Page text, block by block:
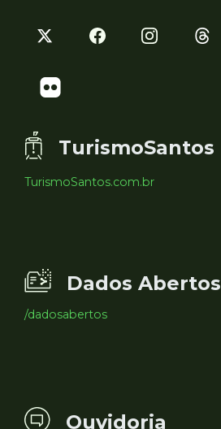
TurismoSantos
TurismoSantos.com.br
Dados Abertos
/dadosabertos
Ouvidoria